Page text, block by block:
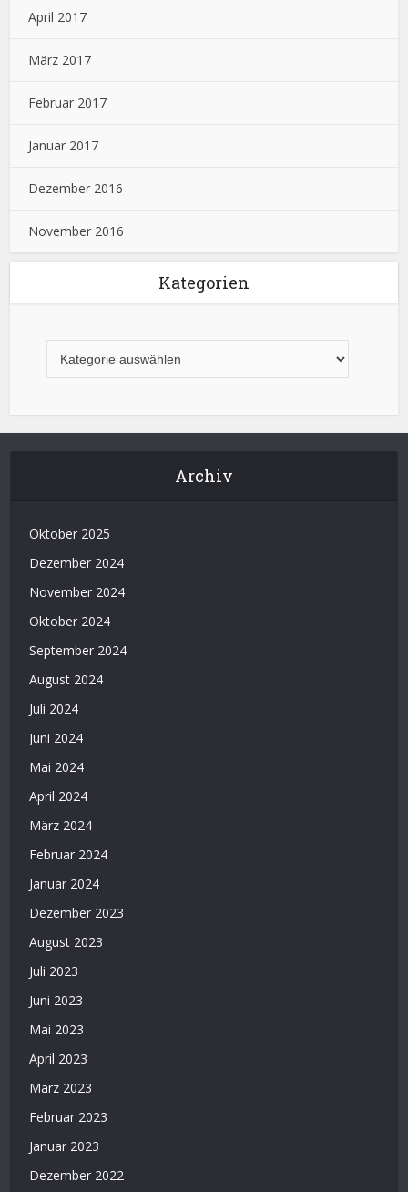
April 2017
März 2017
Februar 2017
Januar 2017
Dezember 2016
November 2016
Kategorien
Archiv
Oktober 2025
Dezember 2024
November 2024
Oktober 2024
September 2024
August 2024
Juli 2024
Juni 2024
Mai 2024
April 2024
März 2024
Februar 2024
Januar 2024
Dezember 2023
August 2023
Juli 2023
Juni 2023
Mai 2023
April 2023
März 2023
Februar 2023
Januar 2023
Dezember 2022